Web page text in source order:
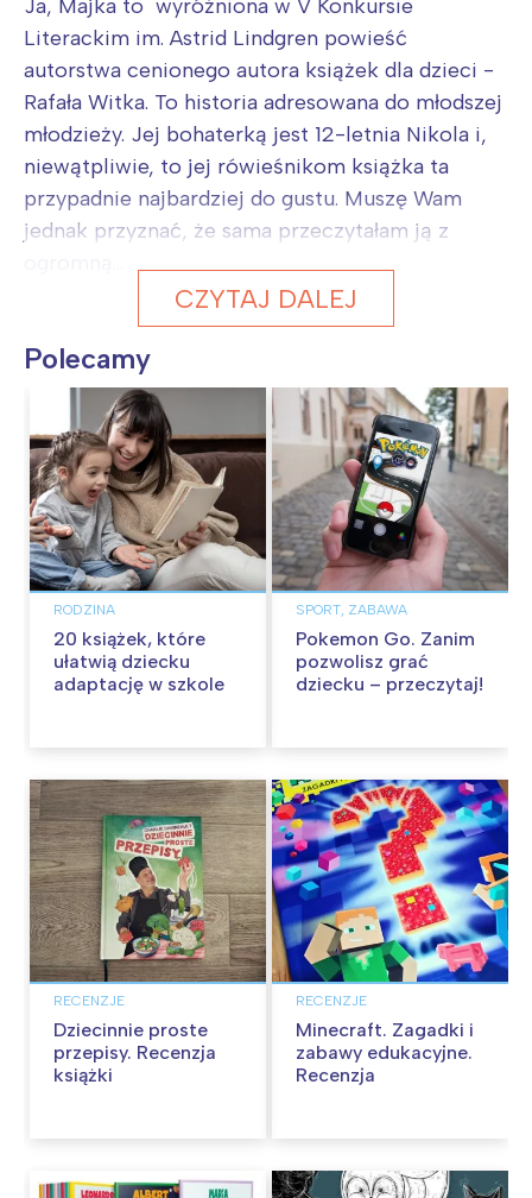
Ja, Majka to wyróżniona w V Konkursie
Literackim im. Astrid Lindgren powieść
autorstwa cenionego autora książek dla dzieci -
Rafała Witka. To historia adresowana do młodszej
młodzieży. Jej bohaterką jest 12-letnia Nikola i,
niewątpliwie, to jej rówieśnikom książka ta
przypadnie najbardziej do gustu. Muszę Wam
jednak przyznać, że sama przeczytałam ją z
CZYTAJ DALEJ
Polecamy
RODZINA
20 książek, które
ułatwią dziecku
adaptację w szkole
SPORT, ZABAWA
Pokemon Go. Zanim
pozwolisz grać
dziecku – przeczytaj!
RECENZJE
Dziecinnie proste
przepisy. Recenzja
książki
RECENZJE
Minecraft. Zagadki i
zabawy edukacyjne.
Recenzja